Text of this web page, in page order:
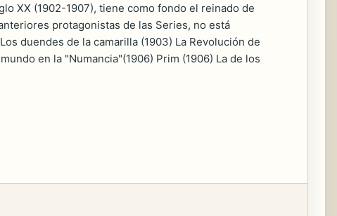
XX (1902-1907), tiene como fondo el reinado de
protagonistas de las Series, no está
duendes de la camarilla (1903) La Revolución de
en la "Numancia"(1906) Prim (1906) La de los